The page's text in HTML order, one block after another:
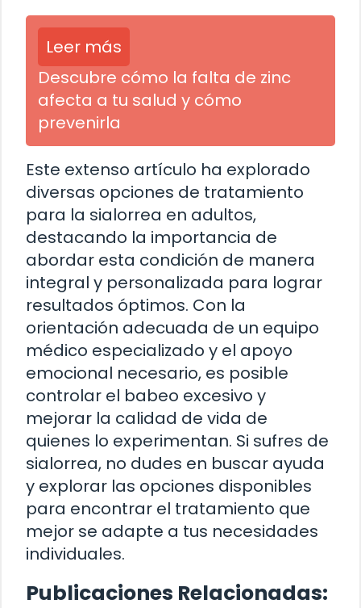
Leer más
Descubre cómo la falta de zinc
afecta a tu salud y cómo
prevenirla
Este extenso artículo ha explorado
diversas opciones de tratamiento
para la sialorrea en adultos,
destacando la importancia de
abordar esta condición de manera
integral y personalizada para lograr
resultados óptimos. Con la
orientación adecuada de un equipo
médico especializado y el apoyo
emocional necesario, es posible
controlar el babeo excesivo y
mejorar la calidad de vida de
quienes lo experimentan. Si sufres de
sialorrea, no dudes en buscar ayuda
y explorar las opciones disponibles
para encontrar el tratamiento que
mejor se adapte a tus necesidades
individuales.
Publicaciones Relacionadas: